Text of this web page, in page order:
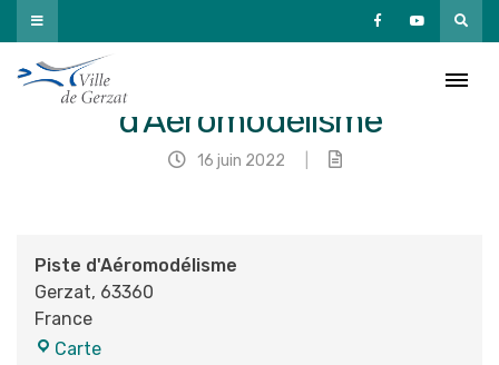
Passer
au
contenu
d’Aéromodélisme
16 juin 2022
Piste d'Aéromodélisme
Gerzat, 63360
France
CartePiste